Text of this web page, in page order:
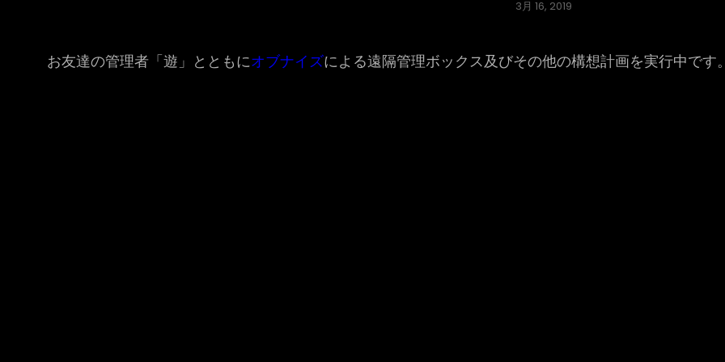
Posted
3月 16, 2019
お友達の管理者「遊」とともにオブナイズによる遠隔管理ボックス及びその他の構想計画を実行中です